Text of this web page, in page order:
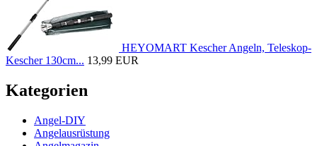
HEYOMART Kescher Angeln, Teleskop-
Kescher 130cm... 13,99 EUR
Kategorien
Angel-DIY
Angelausrüstung